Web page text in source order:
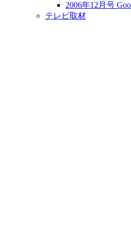
2006年12月号
テレビ取材